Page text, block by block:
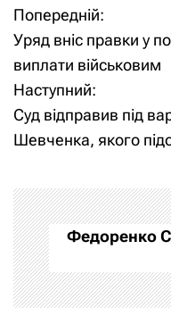
Н
а
в
і
а
ц
і
Попередній:
Уряд вніс правки у
виплати військовим
Наступний:
Суд відправив під
Шевченка, якого
Федоренко